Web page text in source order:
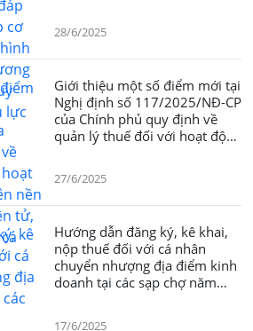
cấp và một số quy định về
thuế có hiệu lực từ ngày
28/6/2025
Giới thiệu một số điểm mới tại
Nghị định số 117/2025/NĐ-CP
của Chính phủ quy định về
quản lý thuế đối với hoạt động
số của hộ, cá nhân
27/6/2025
Hướng dẫn đăng ký, kê khai,
nộp thuế đối với cá nhân
chuyển nhượng địa điểm kinh
doanh tại các sạp chợ năm
17/6/2025